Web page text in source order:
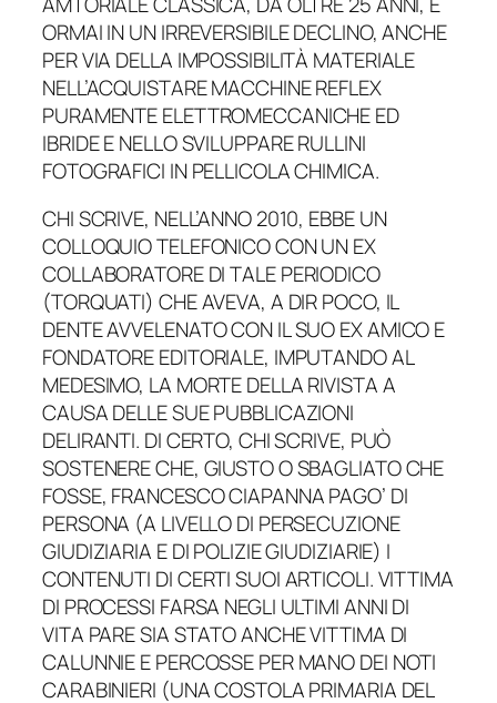
ORMAI IN UN IRREVERSIBILE DECLINO, ANCHE
PER VIA DELLA IMPOSSIBILITÀ MATERIALE
NELL’ACQUISTARE MACCHINE REFLEX
PURAMENTE ELETTROMECCANICHE ED
IBRIDE E NELLO SVILUPPARE RULLINI
FOTOGRAFICI IN PELLICOLA CHIMICA.
CHI SCRIVE, NELL’ANNO 2010, EBBE UN
COLLOQUIO TELEFONICO CON UN EX
COLLABORATORE DI TALE PERIODICO
(TORQUATI) CHE AVEVA, A DIR POCO, IL
DENTE AVVELENATO CON IL SUO EX AMICO E
FONDATORE EDITORIALE, IMPUTANDO AL
MEDESIMO, LA MORTE DELLA RIVISTA A
CAUSA DELLE SUE PUBBLICAZIONI
DELIRANTI. DI CERTO, CHI SCRIVE, PUÒ
SOSTENERE CHE, GIUSTO O SBAGLIATO CHE
FOSSE, FRANCESCO CIAPANNA PAGO’ DI
PERSONA (A LIVELLO DI PERSECUZIONE
GIUDIZIARIA E DI POLIZIE GIUDIZIARIE) I
CONTENUTI DI CERTI SUOI ARTICOLI. VITTIMA
DI PROCESSI FARSA NEGLI ULTIMI ANNI DI
VITA PARE SIA STATO ANCHE VITTIMA DI
CALUNNIE E PERCOSSE PER MANO DEI NOTI
CARABINIERI (UNA COSTOLA PRIMARIA DEL